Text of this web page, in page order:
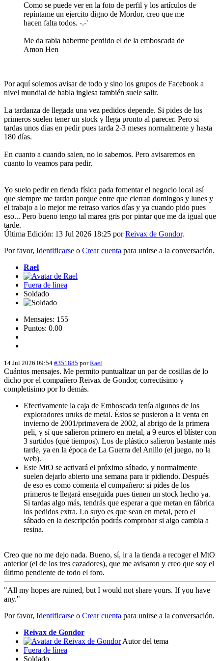
Como se puede ver en la foto de perfil y los artículos de
repíntame un ejercito digno de Mordor, creo que me
hacen falta todos. -.-'
Me da rabia haberme perdido el de la emboscada de
Amon Hen
Por aquí solemos avisar de todo y sino los grupos de Facebook a
nivel mundial de habla inglesa también suele salir.
La tardanza de llegada una vez pedidos depende. Si pides de los
primeros suelen tener un stock y llega pronto al parecer. Pero si
tardas unos días en pedir pues tarda 2-3 meses normalmente y hasta
180 días.
En cuanto a cuando salen, no lo sabemos. Pero avisaremos en
cuanto lo veamos para pedir.
Yo suelo pedir en tienda física pada fomentar el negocio local así
que siempre me tardan porque entre que cierran domingos y lunes y
el trabajo a lo mejor me retraso varios días y ya cuando pido pues
eso... Pero bueno tengo tal marea gris por pintar que me da igual que
tarde.
Última Edición: 13 Jul 2026 18:25 porReivax de Gondor.
Por favor, Identificarse o Crear cuenta para unirse a la conversación.
Rael
Fuera de línea
Soldado
Mensajes: 155
Puntos: 0.00
14 Jul 2026 09:54 #351885 porRael
Cuántos mensajes. Me permito puntualizar un par de cosillas de lo
dicho por el compañero Reivax de Gondor, correctísimo y
completísimo por lo demás.
Efectivamente la caja de Emboscada tenía algunos de los
exploradores uruks de metal. Éstos se pusieron a la venta en
invierno de 2001/primavera de 2002, al abrigo de la primera
peli, y sí que salieron primero en metal, a 9 euros el blíster con
3 surtidos (qué tiempos). Los de plástico salieron bastante más
tarde, ya en la época de La Guerra del Anillo (el juego, no la
web).
Este MtO se activará el próximo sábado, y normalmente
suelen dejarlo abierto una semana para ir pidiendo. Después
de eso es como comenta el compañero: si pides de los
primeros te llegará enseguida pues tienen un stock hecho ya.
Si tardas algo más, tendrás que esperar a que metan en fábrica
los pedidos extra. Lo suyo es que sean en metal, pero el
sábado en la descripción podrás comprobar si algo cambia a
resina.
Creo que no me dejo nada. Bueno, sí, ir a la tienda a recoger el MtO
anterior (el de los tres cazadores), que me avisaron y creo que soy el
último pendiente de todo el foro.
"All my hopes are ruined, but I would not share yours. If you have
any."
Por favor, Identificarse o Crear cuenta para unirse a la conversación.
Reivax de Gondor
Autor del tema
Fuera de línea
Soldado